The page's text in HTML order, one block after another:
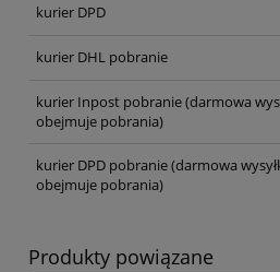
kurier DPD
kurier DHL pobranie
kurier Inpost pobranie(darmowa
obejmuje pobrania)
kurier DPD pobranie(darmowa
obejmuje pobrania)
Produkty powiązane